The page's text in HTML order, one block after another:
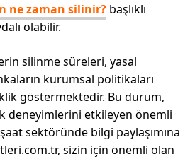
ne zaman silinir? başlıklı
olabilir.
silinme süreleri, yasal
kurumsal politikaları
göstermektedir. Bu durum,
deneyimlerini etkileyen önemli
sektöründe bilgi paylaşımına
sizin için önemli olan